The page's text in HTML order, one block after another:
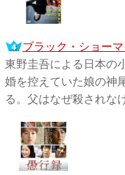
ブラック・ショーマ
東野圭吾による日本の
婚を控えていた娘の神
る。父はなぜ殺されな